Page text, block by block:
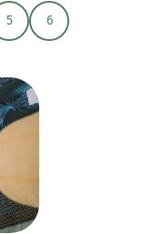
5 6